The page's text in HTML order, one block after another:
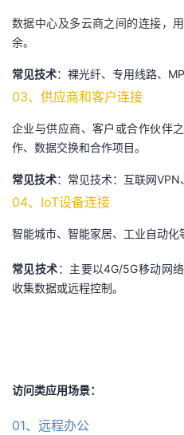
数据中心及多云商之间的连接，
余。
常见技术：裸光纤、专用线路、
03、供应商和客户连接
企业与供应商、客户或合作伙伴
作、数据交换和合作项目。
常见技术：常见技术：互联网VPN
04、IoT设备连接
智能城市、智能家居、工业自动化
常见技术： 主要以4G/5G移动网
收集数据或远程控制。
访问类应用场景：
01、远程办公